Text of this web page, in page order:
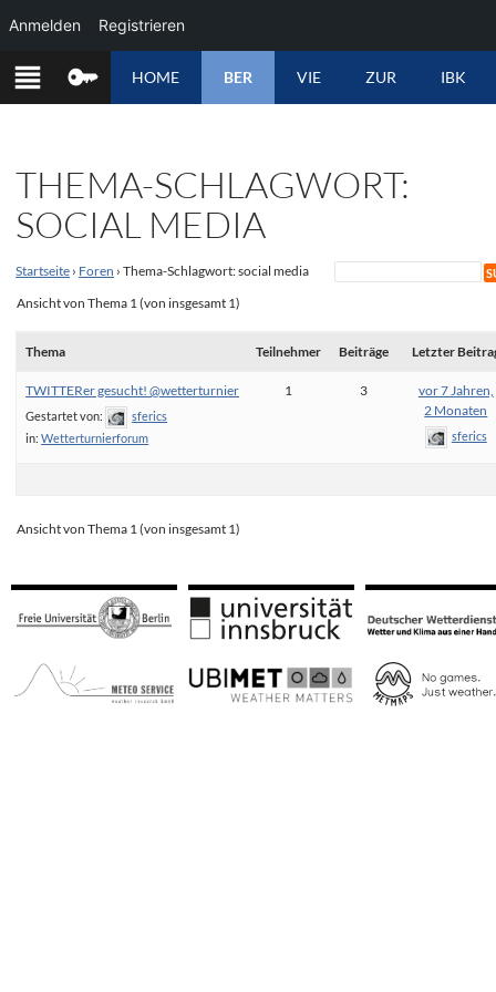
ZUM
INHALT
HOME BER VIE ZUR IBK
THEMA-SCHLAGWORT:
SOCIAL MEDIA
Startseite › Foren › Thema-Schlagwort: social media
Ansicht von Thema 1 (von insgesamt 1)
Thema Teilnehmer Beiträge Letzter
TWITTERer gesucht! @wetterturnier
Gestartet von:
sferics
in:Wetterturnierforum
1 3
vor 7 Jahren,
2 Monaten
sferics
Ansicht von Thema 1 (von insgesamt 1)
Anmelden Registrieren